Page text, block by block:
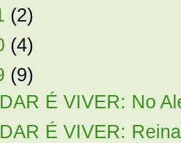
(2)
(4)
(9)
É VIVER: No
É VIVER: